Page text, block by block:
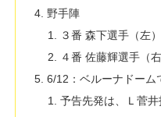
野手陣
３番 森下選手（左）
４番 佐藤輝選手（右
6/12：ベルーナドーム
予告先発は、Ｌ菅